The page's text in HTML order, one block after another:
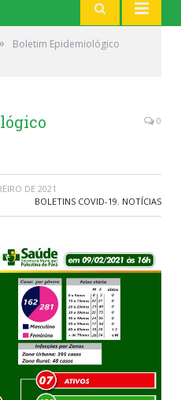
Boletim Epidemiológico
0
DE 2021
BOLETINS COVID-19, NOTÍCIAS